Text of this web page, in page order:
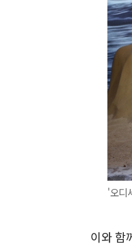
'오디
이와 함